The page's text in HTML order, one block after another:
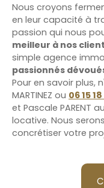
Nous croyons
en leur capacité à
passion qui nous
meilleur à nos
simple agence
passionnés
Pour en savoir plus,
MARTINEZ ou 06 15
et Pascale PARENT au
locative. Nous
concrétiser votre